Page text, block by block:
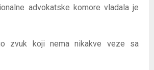
advokatske komore vladala je
zvuk koji nema nikakve veze sa